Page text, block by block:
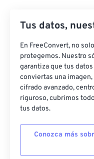
Tus datos,
En FreeConvert, no
protegemos. Nuestro
garantiza que tus
conviertas una
cifrado avanzado,
riguroso, cubrimos
tus datos.
Conozca más